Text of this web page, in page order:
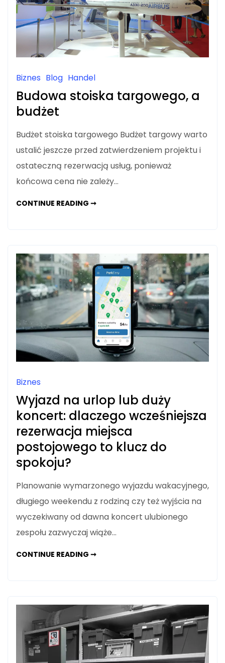
Biznes Blog Handel
Budowa stoiska targowego, a
budżet
Budżet stoiska targowego Budżet targowy warto
ustalić jeszcze przed zatwierdzeniem projektu i
ostateczną rezerwacją usług, ponieważ
końcowa cena nie zależy…
CONTINUE READING ➞BUDOWA
Biznes
Wyjazd na urlop lub duży
koncert: dlaczego wcześniejsza
rezerwacja miejsca
postojowego to klucz do
spokoju?
Planowanie wymarzonego wyjazdu wakacyjnego,
długiego weekendu z rodziną czy też wyjścia na
wyczekiwany od dawna koncert ulubionego
zespołu zazwyczaj wiąże…
CONTINUE READING ➞WYJAZD
WCZEŚNIEJSZA
REZERWACJA
MIEJSCA
POSTOJOWEGO
TO
KLUCZ
DO
SPOKOJU?